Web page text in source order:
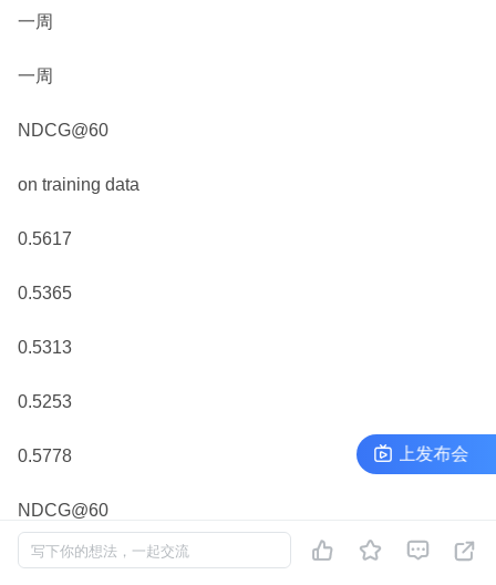
一周
一周
NDCG@60
on training data
0.5617
0.5365
0.5313
0.5253
0.5778
NDCG@60
on validation data
写下你的想法，一起交流    
InfoQ 极客传媒开发者生态共创计划线上发布会